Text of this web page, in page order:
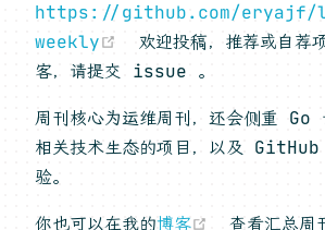
https://github.com/eryajf/
weekly
(opens new
欢迎投稿，推荐或自
客，请提交 issue 。
周刊核心为运维周刊，还会侧重 Go
相关技术生态的项目，以及 GitHub
验。
你也可以在我的博客 (opens
查看汇总周